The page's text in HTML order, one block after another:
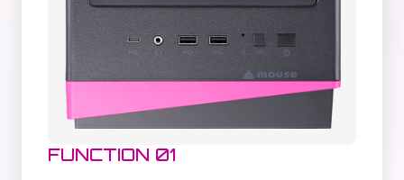
FUNCTION 01